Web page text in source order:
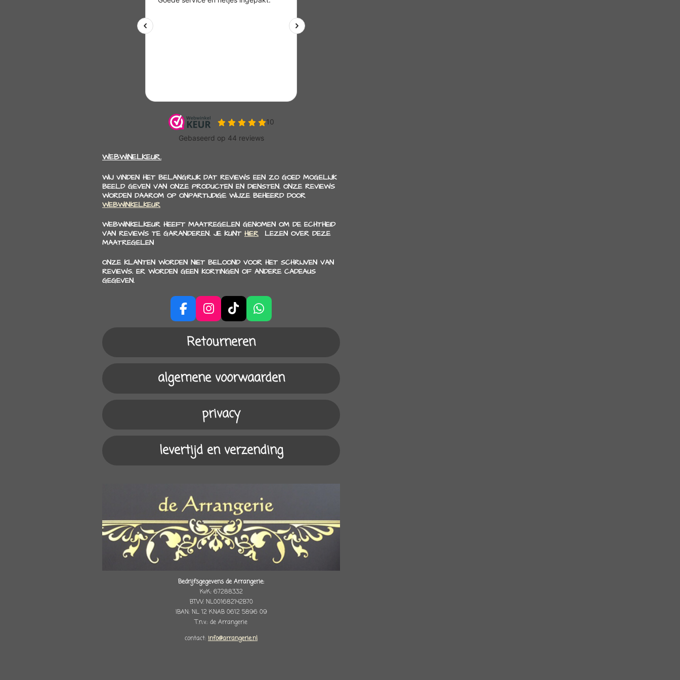
WEBWINELKEUR.
WIJ VINDEN HET BELANGRIJK DAT REVIEWS EEN ZO GOED MOGELIJK
BEELD GEVEN VAN ONZE PRODUCTEN EN DIENSTEN. ONZE REVIEWS
WORDEN DAAROM OP ONPARTIJDIGE WIJZE BEHEERD DOOR
WEBWINKELKEUR
WEBWINKELKEUR HEEFT MAATREGELEN GENOMEN OM DE ECHTHEID
VAN REVIEWS TE GARANDEREN. JE KUNT HIER LEZEN OVER DEZE
MAATREGELEN
ONZE KLANTEN WORDEN NIET BELOOND VOOR HET SCHRIJVEN VAN
REVIEWS. ER WORDEN GEEN KORTINGEN OF ANDERE CADEAUS
GEGEVEN.
F
a
b
o
k
I
n
s
t
a
r
a
m
T
i
k
T
o
W
h
s
p
p
Retourneren
algemene voorwaarden
privacy
levertijd en verzending
Bedrijfsgegevens de Arrangerie:
KvK: 67288332
BTW: NL001682142B70
IBAN: NL 12 KNAB 0612 5896 09
T.n.v.: de Arrangerie
contact: info@arrangerie.nl